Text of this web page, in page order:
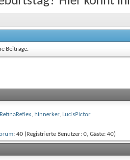
Beiträge.
RetinaReflex, hinnerker, LucisPictor
: 40 (Registrierte Benutzer: 0, Gäste: 40)